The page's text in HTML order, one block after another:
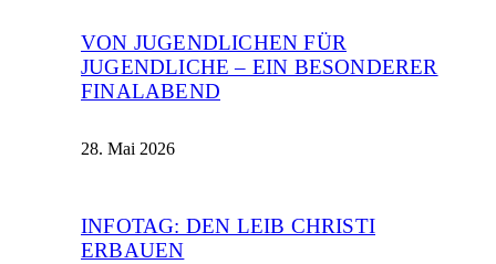
VON JUGENDLICHEN FÜR
JUGENDLICHE – EIN BESONDERER
FINALABEND
28. Mai 2026
INFOTAG: DEN LEIB CHRISTI
ERBAUEN